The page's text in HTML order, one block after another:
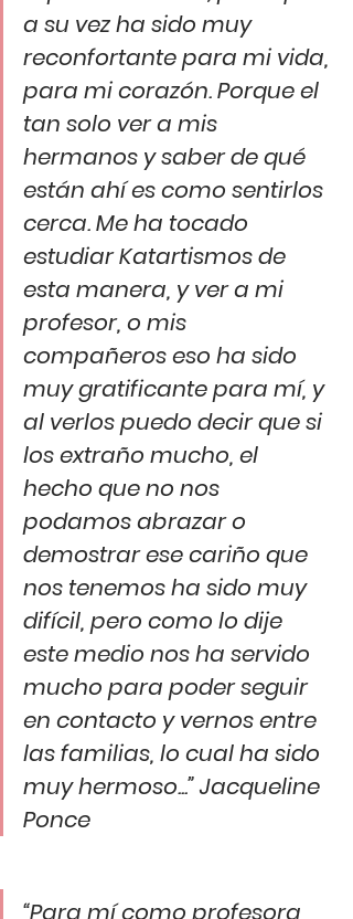
a su vez ha sido muy
reconfortante para mi vida,
para mi corazón. Porque el
tan solo ver a mis
hermanos y saber de qué
están ahí es como sentirlos
cerca. Me ha tocado
estudiar Katartismos de
esta manera, y ver a mi
profesor, o mis
compañeros eso ha sido
muy gratificante para mí, y
al verlos puedo decir que si
los extraño mucho, el
hecho que no nos
podamos abrazar o
demostrar ese cariño que
nos tenemos ha sido muy
difícil, pero como lo dije
este medio nos ha servido
mucho para poder seguir
en contacto y vernos entre
las familias, lo cual ha sido
muy hermoso...” Jacqueline
Ponce
“Para mí como profesora